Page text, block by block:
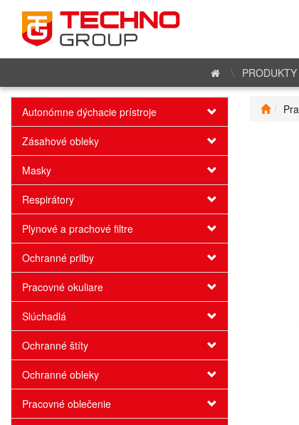
PRODUKTY
Autonómne dýchacie prístroje
Zásahové obleky
Masky
Respirátory
Plynové a prachové filtre
Ochranné prilby
Pracovné okuliare
Slúchadlá
Ochranné štíty
Ochranné obleky
Pracovné oblečenie